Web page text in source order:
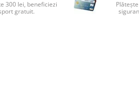
300 lei, beneficiezi
gratuit.